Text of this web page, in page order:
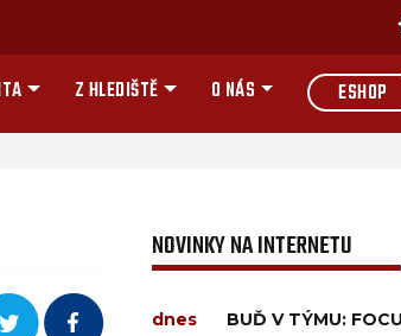
Z HLEDIŠTĚ O NÁS ESHOP
NOVINKY NA INTERNETU
dnes BUĎ V TÝMU: